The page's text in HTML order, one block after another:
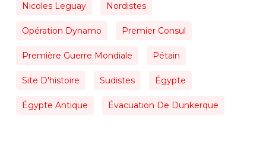
Nicoles Leguay Nordistes
Opération Dynamo Premier Consul
Première Guerre Mondiale Pétain
Site D'histoire Sudistes Égypte
Égypte Antique Évacuation De Dunkerque